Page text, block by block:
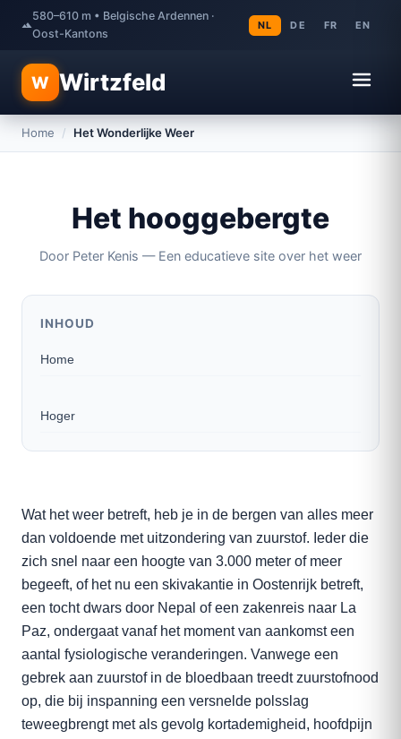
580–610 m • Belgische Ardennen ·
Oost-Kantons
NL DE FR EN
W Wirtzfeld
Home / Het Wonderlijke Weer
Het hooggebergte
Door Peter Kenis — Een educatieve site over het weer
INHOUD
Home
Hoger
Wat het weer betreft, heb je in de bergen van alles meer
dan voldoende met uitzondering van zuurstof. Ieder die
zich snel naar een hoogte van 3.000 meter of meer
begeeft, of het nu een skivakantie in Oostenrijk betreft,
een tocht dwars door Nepal of een zakenreis naar La
Paz, ondergaat vanaf het moment van aankomst een
aantal fysiologische veranderingen. Vanwege een
gebrek aan zuurstof in de bloedbaan treedt zuurstofnood
op, die bij inspanning een versnelde polsslag
teweegbrengt met als gevolg kortademigheid, hoofdpijn